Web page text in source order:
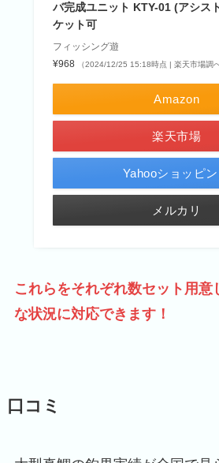
バ完成ユニット KTY-01 (アシス
ケット可
フィッシング遊
¥968
（2024/12/25 15:18時点 | 楽天市場調べ
Amazon
楽天市場
Yahooショッピ
メルカリ
これらをそれぞれ数セット用意
な状況に対応できます！
口コミ